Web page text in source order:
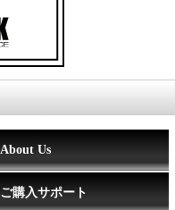
About Us
ご購入サポート